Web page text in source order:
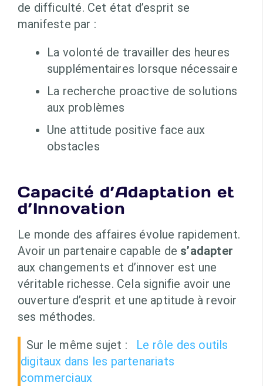
de difficulté. Cet état d’esprit se
manifeste par :
La volonté de travailler des heures
supplémentaires lorsque nécessaire
La recherche proactive de solutions
aux problèmes
Une attitude positive face aux
obstacles
Capacité d’Adaptation et
d’Innovation
Le monde des affaires évolue rapidement.
Avoir un partenaire capable de s’adapter
aux changements et d’innover est une
véritable richesse. Cela signifie avoir une
ouverture d’esprit et une aptitude à revoir
ses méthodes.
Sur le même sujet :
Le rôle des outils
digitaux dans les partenariats
commerciaux